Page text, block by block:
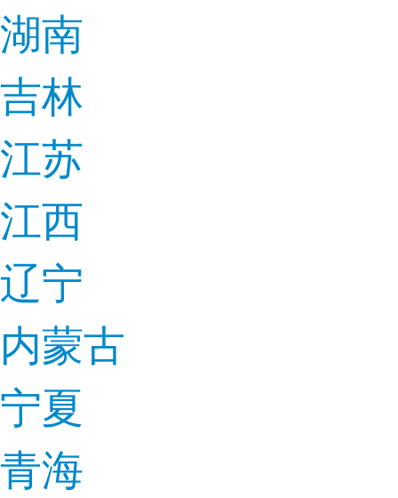
湖南
吉林
江苏
江西
辽宁
内蒙古
宁夏
青海